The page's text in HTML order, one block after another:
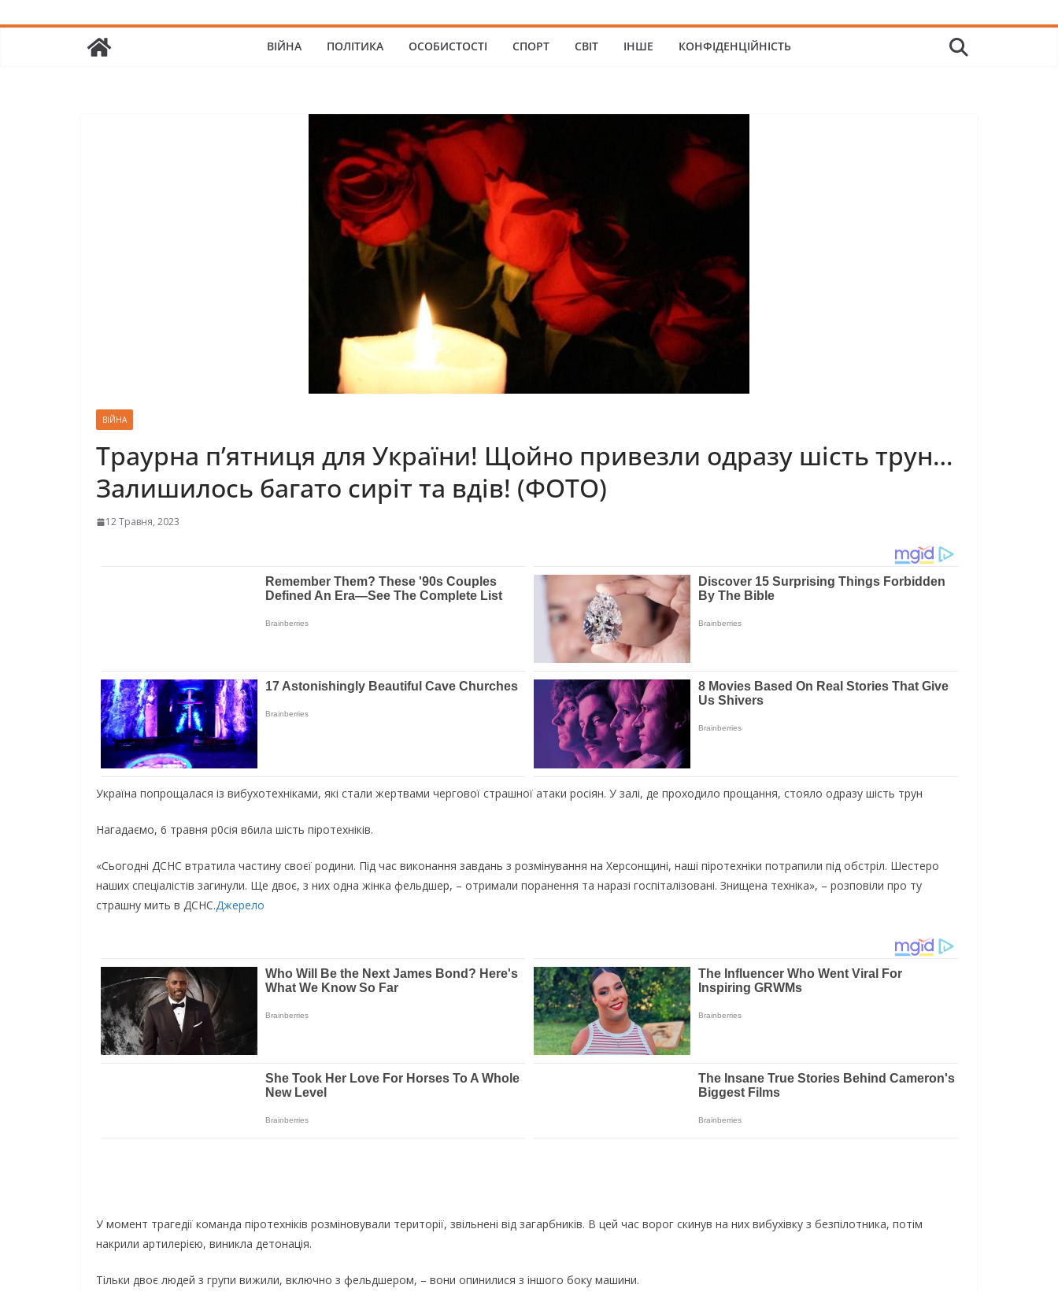
ВІЙНА ПОЛІТИКА ОСОБИСТОСТІ СПОРТ СВІТ ІНШЕ КОНФІДЕНЦІЙНІСТЬ
ВІЙНА
Траурна п’ятниця для України! Щойно привезли одразу шість трун…
Залишилось багато сиріт та вдів! (ФОТО)
12 Травня, 2023
Україна попрощалася із вибухотехніками, які стали жертвами чергової страшної атаки росіян. У залі, де проходило прощання, стояло одразу шість трун
Нагадаємо, 6 травня р0сія в6ила шість піротехніків.
«Сьогодні ДСНС втратила частину своєї родини. Під час виконання завдань з розмінування на Херсонщині, наші піротехніки потрапили під обстріл. Шестеро
наших спеціалістів загинули. Ще двоє, з них одна жінка фельдшер, – отримали поранення та наразі госпіталізовані. Знищена техніка», – розповіли про ту
страшну мить в ДСНС.Джерело
У момент трагедії команда піротехніків розміновували території, звільнені від загарбників. В цей час ворог скинув на них вибухівку з безпілотника, потім
накрили артилерією, виникла детонація.
Тільки двоє людей з групи вижили, включно з фельдшером, – вони опинилися з іншого боку машини.